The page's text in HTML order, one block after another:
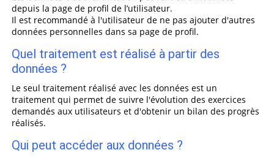
depuis la page de profil de l’utilisateur.
Il est recommandé à l'utilisateur de ne pas ajouter d'autres
données personnelles dans sa page de profil.
Quel traitement est réalisé à partir des
données ?
Le seul traitement réalisé avec les données est un
traitement qui permet de suivre l'évolution des exercices
demandés aux utilisateurs et d'obtenir un bilan des progrès
réalisés.
Qui peut accéder aux données ?